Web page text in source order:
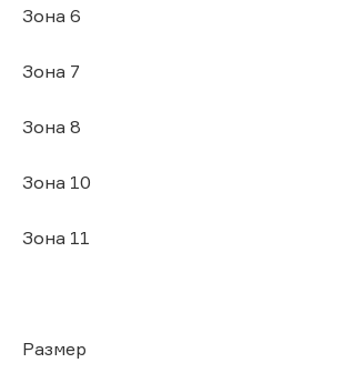
Зона 6
Зона 7
Зона 8
Зона 10
Зона 11
Размер